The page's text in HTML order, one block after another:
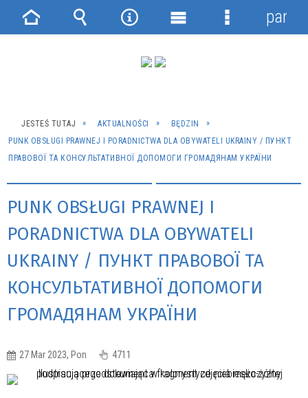
JESTEŚ TUTAJ AKTUALNOŚCI
BĘDZIN
PUNK OBSŁUGI PRAWNEJ I PORADNICTWA DLA OBYWATELI UKRAINY / ПУНКТ
ПРАВОВОЇ ТА КОНСУЛЬТАТИВНОЇ ДОПОМОГИ ГРОМАДЯНАМ УКРАЇНИ
PUNK OBSŁUGI PRAWNEJ I
PORADNICTWA DLA OBYWATELI
UKRAINY / ПУНКТ ПРАВОВОЇ ТА
КОНСУЛЬТАТИВНОЇ ДОПОМОГИ
ГРОМАДЯНАМ УКРАЇНИ
27 Mar 2023, Pon 4711
Strona Wyszukiwarka
NarzędziaMenu
Menu
panel